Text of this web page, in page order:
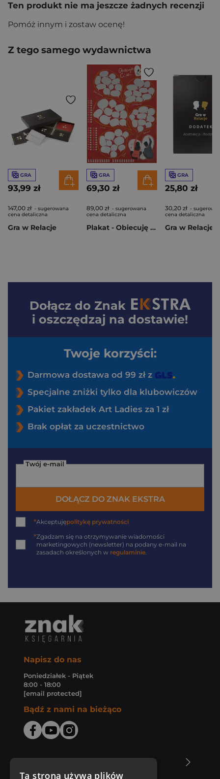
Ten produkt nie ma jeszcze żadnych recenzji
Pomóż innym i zostaw ocenę!
Z tego samego wydawnictwa
GRA
93,99 zł
147,00 zł - sugerowana
cena detaliczna
Gra w Relacje
GRA
69,30 zł
89,00 zł - sugerowana
cena detaliczna
Plakat - Obiecuję Ci, że..
GRA
25,80 zł
30,20 zł -
cena detaliczna
Dołącz do Znak
i oszczędzaj na dostawie!
Twoje korzyści:
Darmowa dostawa od 99 zł z
Specjalne zniżki tylko dla klubowiczów
Pakiet zakładek Art Ladies za 1 zł
Brak opłat za uczestnictwo
Twój e-mail
DOŁĄCZ DO ZNAK EKSTRA
*Akceptujępolitykę prywatności
*Zgadzam się na otrzymywanie wiadomości
marketingowych (newsletter) na podany e-mail na
zasadach określonych w regulaminie.
Napisz do nas
Poniedziałek - Piątek
8:00 - 18:00
[email protected]
Bądź z nami na bieżąco
Ta strona używa plików